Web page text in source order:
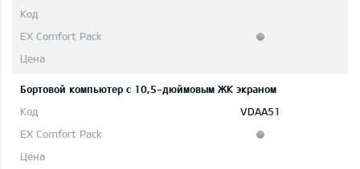
Бортовой компьютер с 10,5-дюймовым ЖК экраном
VDAA51